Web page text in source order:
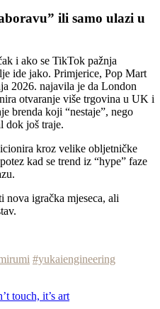
ili samo ulazi u
i ako se TikTok pažnja
ide jako. Primjerice, Pop Mart
2026. najavila je da London
otvaranje više trgovina u UK i
brenda koji “nestaje”, nego
dok još traje.
kroz velike obljetničke
kad se trend iz “hype” faze
igračka mjeseca, ali
#yukaiengineering
touch, it’s art